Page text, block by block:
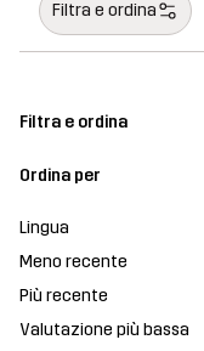
Filtra e ordina
Filtra e ordina
Ordina per
Lingua
Meno recente
Più recente
Valutazione più bassa